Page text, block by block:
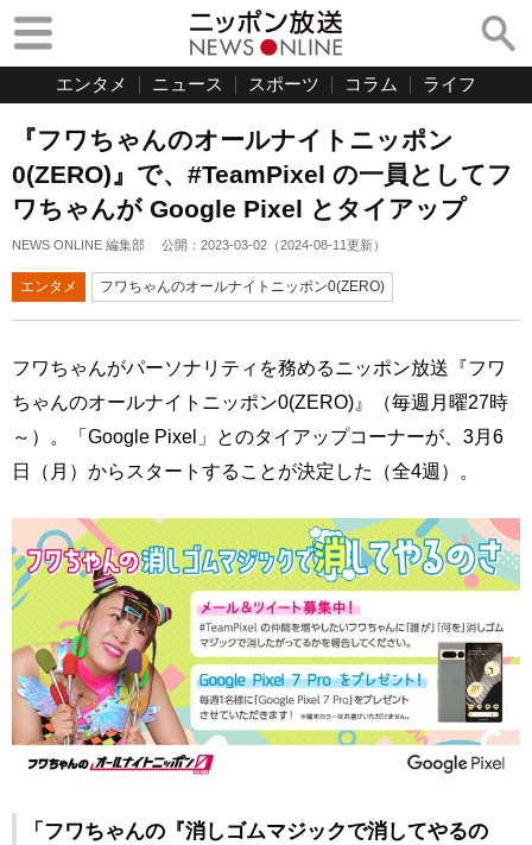
エンタメ ニュース スポーツ コラム ライフ
『フワちゃんのオールナイトニッポン
0(ZERO)』で、#TeamPixel の一員としてフ
ワちゃんが Google Pixel とタイアップ
NEWS ONLINE 編集部 公開： 2023-03-02 （2024-08-11更新）
エンタメ フワちゃんのオールナイトニッポン0(ZERO)
フワちゃんがパーソナリティを務めるニッポン放送『フワ
ちゃんのオールナイトニッポン0(ZERO)』（毎週月曜27時
～）。「Google Pixel」とのタイアップコーナーが、3月6
日（月）からスタートすることが決定した（全4週）。
「フワちゃんの『消しゴムマジックで消してやるの